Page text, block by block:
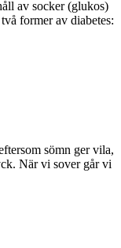
av socker (glukos)
former av diabetes:
sömn ger vila,
När vi sover går vi